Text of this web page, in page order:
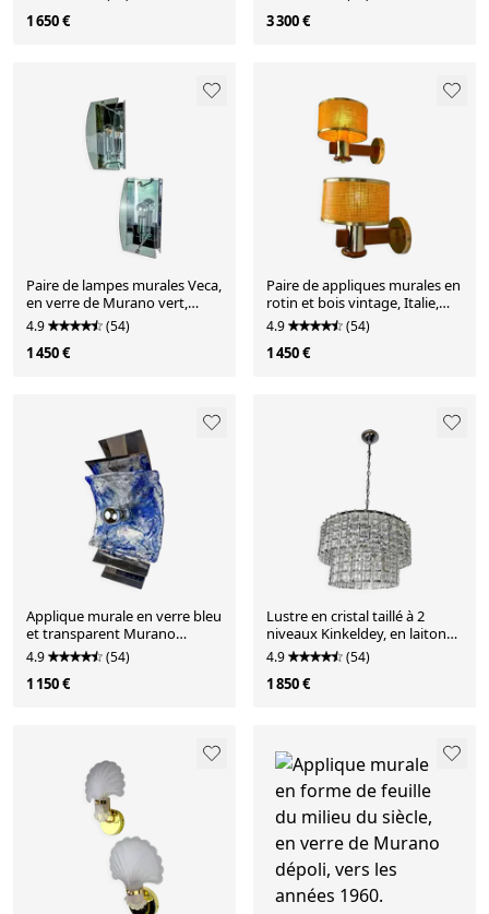
1 650 € 3 300 €
Paire de lampes murales Veca,
en verre de Murano vert,
Italie, vers les années 1970.
4.9 (54)
1 450 €
Paire de appliques murales en
rotin et bois vintage, Italie,
vers les années 1970.
4.9 (54)
1 450 €
Applique murale en verre bleu
et transparent Murano
Mazzega, Italie, années 1970.
4.9 (54)
1 150 €
Lustre en cristal taillé à 2
niveaux Kinkeldey, en laiton
doré, vers les années 1970,
Allemagne
4.9 (54)
1 850 €